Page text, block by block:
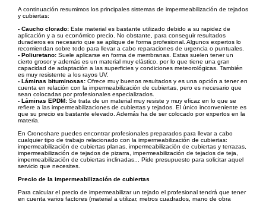
A continuación resumimos los principales sistemas de impermeabilización de tejados
y cubiertas:
- Caucho clorado: Este material es bastante utilizado debido a su rapidez de
aplicación y a su económico precio. No obstante, para conseguir resultados
duraderos es necesario que se aplique de forma profesional. Algunos expertos lo
recomiendan sobre todo para llevar a cabo reparaciones de urgencia o puntuales.
- Poliuretano: Suele aplicarse en forma de membranas. Estas suelen tener un
cierto grosor y además es un material muy elástico, por lo que tiene una gran
capacidad de adaptación a las superficies y condiciones meteorológicas. También
es muy resistente a los rayos UV.
- Láminas bituminosas: Ofrece muy buenos resultados y es una opción a tener en
cuenta en relación con la impermeabilización de cubiertas, pero es necesario que
sean colocadas por profesionales especializados.
- Láminas EPDM: Se trata de un material muy resiste y muy eficaz en lo que se
refiere a las impermeabilizaciones de cubiertas y tejados. El único inconveniente es
que su precio es bastante elevado. Además ha de ser colocado por expertos en la
materia.
En Cronoshare puedes encontrar profesionales preparados para llevar a cabo
cualquier tipo de trabajo relacionado con la impermeabilización de cubiertas:
impermeabilización de cubiertas planas, impermeabilización de cubiertas y terrazas,
impermeabilización de tejados de pizarra, impermeabilización de tejados de teja,
impermeabilización de cubiertas inclinadas... Pide presupuesto para solicitar aquel
servicio que necesites.
Precio de la impermeabilización de cubiertas
Para calcular el precio de impermeabilizar un tejado el profesional tendrá que tener
en cuenta varios factores (material a utilizar, metros cuadrados, mano de obra